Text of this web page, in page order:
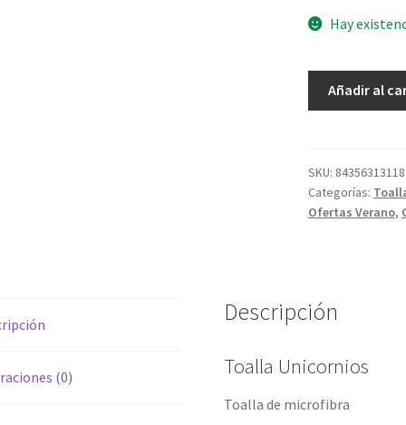
era:
Hay
Añadir al
SKU:
Categorías:
Ofertas Verano,
(0)
Descripción
Toalla Unicornios
Toalla de microfibra